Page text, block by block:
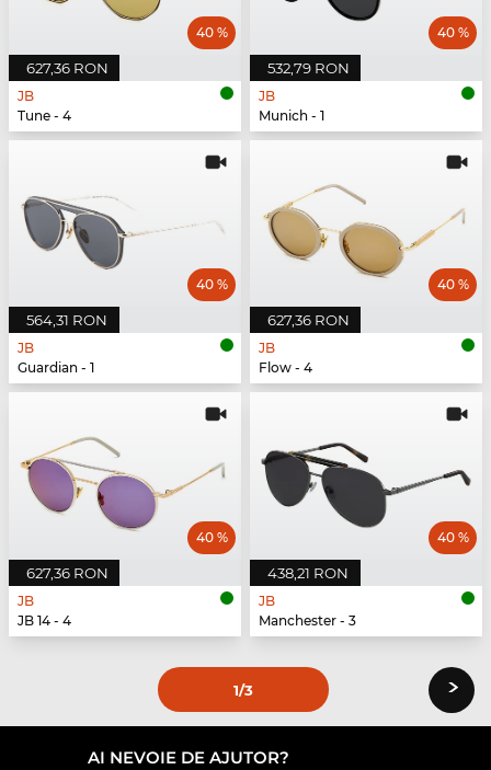
627,36 RON
40 %
JB
Tune - 4
532,79 RON
40 %
JB
Munich - 1
564,31 RON
40 %
JB
Guardian - 1
627,36 RON
40 %
JB
Flow - 4
627,36 RON
40 %
JB
JB 14 - 4
438,21 RON
40 %
JB
Manchester - 3
1/3 ›
AI NEVOIE DE AJUTOR?